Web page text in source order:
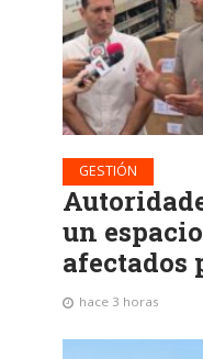
GESTIÓN
un
afectados
hace 3 horas